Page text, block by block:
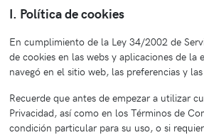
I. Política de cookies
En cumplimiento de la Ley 34/2002 de
de cookies en las webs y aplicaciones de
navegó en el sitio web, las preferencias y
Recuerde que antes de empezar a utilizar
Privacidad, así como en los Términos de
condición particular para su uso, o si